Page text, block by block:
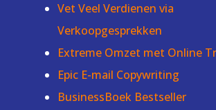
Vet Veel Verdienen via
Verkoopgesprekken
Extreme Omzet met Online
Epic E-mail Copywriting
BusinessBoek Bestseller